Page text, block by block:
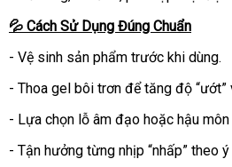
💦 Cách Sử Dụng Đúng Chuẩn
- Vệ sinh sản phẩm trước khi dùng.
- Thoa gel bôi trơn để tăng độ
- Lựa chọn lỗ âm đạo hoặc hậu
- Tận hưởng từng nhịp “nhấp” theo ý